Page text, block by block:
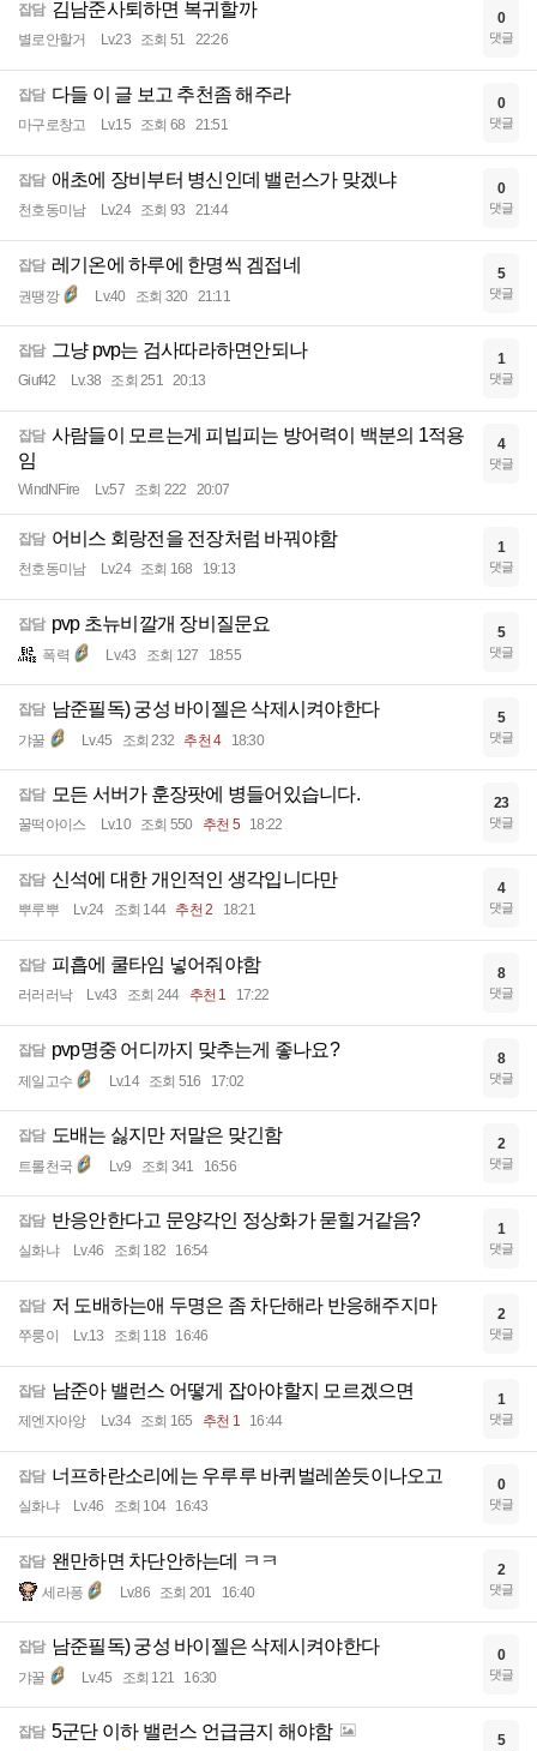
잡담 김남준사퇴하면 복귀할까
별로안할거 Lv.23 조회 51 22:26
0
댓글
잡담 다들 이 글 보고 추천좀 해주라
마구로창고 Lv.15 조회 68 21:51
0
댓글
잡담 애초에 장비부터 병신인데 밸런스가 맞겠냐
천호동미남 Lv.24 조회 93 21:44
0
댓글
잡담 레기온에 하루에 한명씩 겜접네
권땡깡 Lv.40 조회 320 21:11
5
댓글
잡담 그냥 pvp는 검사따라하면안되나
Giuf42 Lv.38 조회 251 20:13
1
댓글
잡담 사람들이 모르는게 피빕피는 방어력이 백분의 1적용
임
WindNFire Lv.57 조회 222 20:07
4
댓글
잡담 어비스 회랑전을 전장처럼 바꿔야함
천호동미남 Lv.24 조회 168 19:13
1
댓글
잡담 pvp 초뉴비깔개 장비질문요
폭력 Lv.43 조회 127 18:55
5
댓글
잡담 남준필독) 궁성 바이젤은 삭제시켜야한다
갸꿀 Lv.45 조회 232 추천 4 18:30
5
댓글
잡담 모든 서버가 훈장팟에 병들어있습니다.
꿀떡아이스 Lv.10 조회 550 추천 5 18:22
23
댓글
잡담 신석에 대한 개인적인 생각입니다만
뿌루뿌 Lv.24 조회 144 추천 2 18:21
4
댓글
잡담 피흡에 쿨타임 넣어줘야함
러러러낙 Lv.43 조회 244 추천 1 17:22
8
댓글
잡담 pvp명중 어디까지 맞추는게 좋나요?
제일고수 Lv.14 조회 516 17:02
8
댓글
잡담 도배는 싫지만 저말은 맞긴함
트롤천국 Lv.9 조회 341 16:56
2
댓글
잡담 반응안한다고 문양각인 정상화가 묻힐거같음?
실화냐 Lv.46 조회 182 16:54
1
댓글
잡담 저 도배하는애 두명은 좀 차단해라 반응해주지마
쭈룽이 Lv.13 조회 118 16:46
2
댓글
잡담 남준아 밸런스 어떻게 잡아야할지 모르겠으면
제엔자아앙 Lv.34 조회 165 추천 1 16:44
1
댓글
잡담 너프하란소리에는 우루루 바퀴벌레쏟듯이나오고
실화냐 Lv.46 조회 104 16:43
0
댓글
잡담 왠만하면 차단안하는데 ㅋㅋ
세라퐁 Lv.86 조회 201 16:40
2
댓글
잡담 남준필독) 궁성 바이젤은 삭제시켜야한다
갸꿀 Lv.45 조회 121 16:30
0
댓글
잡담 5군단 이하 밸런스 언급금지 해야함 5